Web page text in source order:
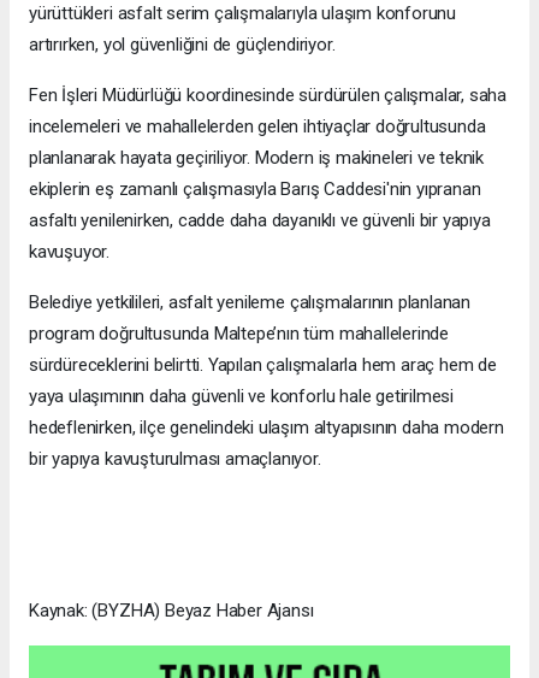
yürüttükleri asfalt serim çalışmalarıyla ulaşım konforunu
artırırken, yol güvenliğini de güçlendiriyor.
Fen İşleri Müdürlüğü koordinesinde sürdürülen çalışmalar, saha
incelemeleri ve mahallelerden gelen ihtiyaçlar doğrultusunda
planlanarak hayata geçiriliyor. Modern iş makineleri ve teknik
ekiplerin eş zamanlı çalışmasıyla Barış Caddesi'nin yıpranan
asfaltı yenilenirken, cadde daha dayanıklı ve güvenli bir yapıya
kavuşuyor.
Belediye yetkilileri, asfalt yenileme çalışmalarının planlanan
program doğrultusunda Maltepe’nın tüm mahallelerinde
sürdüreceklerini belirtti. Yapılan çalışmalarla hem araç hem de
yaya ulaşımının daha güvenli ve konforlu hale getirilmesi
hedeflenirken, ilçe genelindeki ulaşım altyapısının daha modern
bir yapıya kavuşturulması amaçlanıyor.
Kaynak: (BYZHA) Beyaz Haber Ajansı